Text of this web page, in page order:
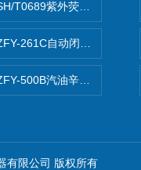
T0689紫外荧光测硫仪
261C自动闭口闪点测定
500B汽油辛烷值测定仪
有限公司 版权所有